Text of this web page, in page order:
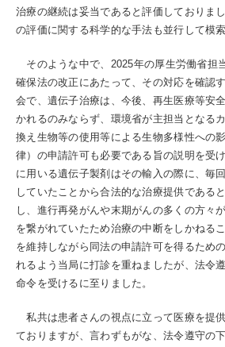
治療の継続は妥当であると評価しておりま
の評価に関する科学的な手法も並行して模
そのような中で、2025年の厚生労働省担
確保法の改正にあたって、その対応を確認
会で、遺伝子治療は、今後、再生医療等安
かれるのみならず、環境省が主担当となる
換え生物等の使用等による生物多様性への
律）の申請許可も必要である旨の説明を受
に用いる遺伝子製剤はその輸入の際に、毎
していたことから合法的な治療提供である
し、進行再発がんや末期がんの多くの方々
を繋がれていたため治療の中断をしかねる
を維持しながら同法の申請許可を得るため
れるよう当局に打診を重ねましたが、法令
命令を受けるに至りました。
私共は患者さんの視点に立って医療を提
ておりますが、言わずもがな、法令遵守の